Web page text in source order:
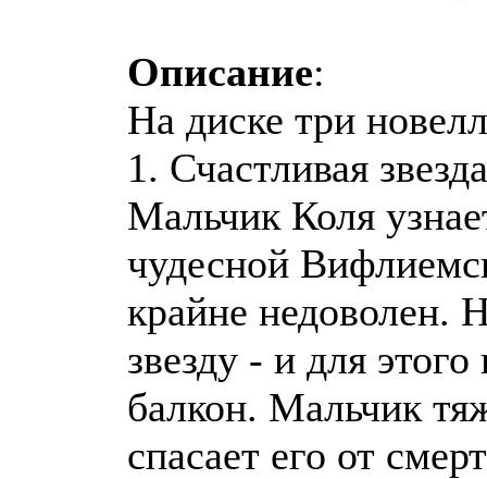
Описание:
На диске три
1. Счастливая звезда
Мальчик Коля
чудесной
крайне недоволен.
звезду - и для
балкон. Мальчик
спасает его от